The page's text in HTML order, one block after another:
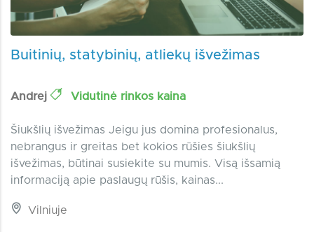
Buitinių, statybinių, atliekų išvežimas
Andrej Vidutinė rinkos kaina
Šiukšlių išvežimas Jeigu jus domina profesionalus,
nebrangus ir greitas bet kokios rūšies šiukšlių
išvežimas, būtinai susiekite su mumis. Visą išsamią
informaciją apie paslaugų rūšis, kainas...
Vilniuje